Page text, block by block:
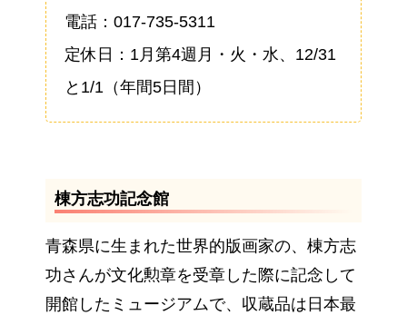
電話：017-735-5311
定休日：1月第4週月・火・水、12/31
と1/1（年間5日間）
棟方志功記念館
青森県に生まれた世界的版画家の、棟方志
功さんが文化勲章を受章した際に記念して
開館したミュージアムで、収蔵品は日本最